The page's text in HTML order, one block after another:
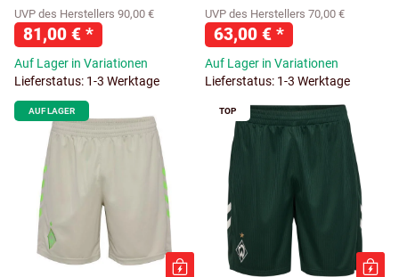
UVP des Herstellers 90,00 €
81,00 € *
Auf Lager in Variationen
Lieferstatus: 1-3 Werktage
UVP des Herstellers 70,00 €
63,00 € *
Auf Lager in Variationen
Lieferstatus: 1-3 Werktage
AUF LAGER TOP